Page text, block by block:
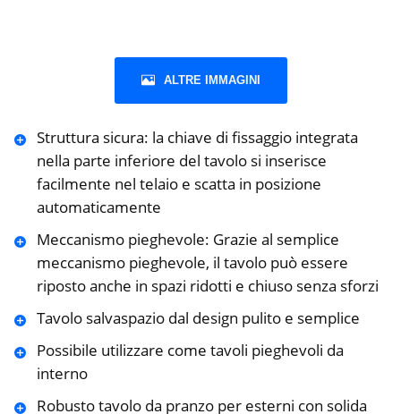
ALTRE IMMAGINI
Struttura sicura: la chiave di fissaggio integrata
nella parte inferiore del tavolo si inserisce
facilmente nel telaio e scatta in posizione
automaticamente
Meccanismo pieghevole: Grazie al semplice
meccanismo pieghevole, il tavolo può essere
riposto anche in spazi ridotti e chiuso senza sforzi
Tavolo salvaspazio dal design pulito e semplice
Possibile utilizzare come tavoli pieghevoli da
interno
Robusto tavolo da pranzo per esterni con solida